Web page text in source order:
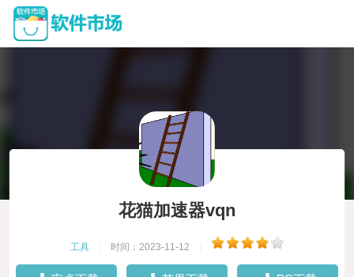
花猫加速器vqn
工具 时间：2023-11-12